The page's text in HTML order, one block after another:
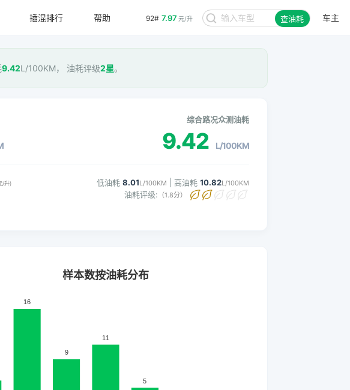
92# 7.97 元/升 查油耗 车主
插混排行 帮助
9.42L/100KM， 油耗评级2星。
综合路况众测油耗
9.42 L/100KM
/升) 低油耗 8.01L/100KM | 高油耗 10.82L/100KM
油耗评级: （1.8分）